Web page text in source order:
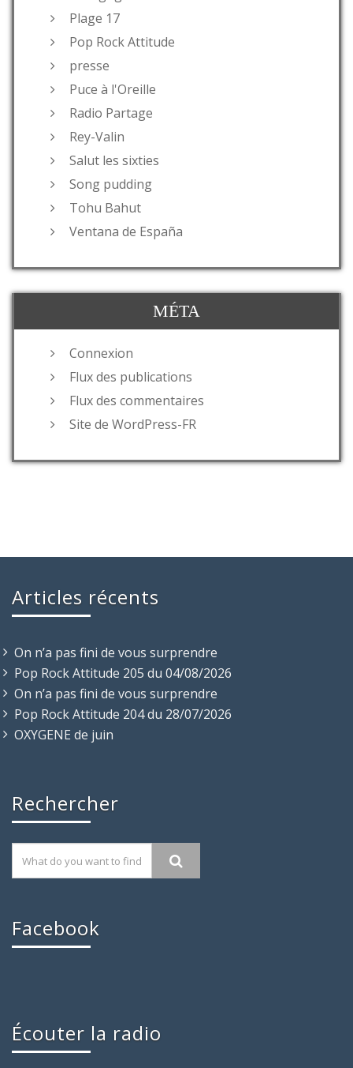
Plage 17
Pop Rock Attitude
presse
Puce à l'Oreille
Radio Partage
Rey-Valin
Salut les sixties
Song pudding
Tohu Bahut
Ventana de España
MÉTA
Connexion
Flux des publications
Flux des commentaires
Site de WordPress-FR
Articles récents
On n’a pas fini de vous surprendre
Pop Rock Attitude 205 du 04/08/2026
On n’a pas fini de vous surprendre
Pop Rock Attitude 204 du 28/07/2026
OXYGENE de juin
Rechercher
Facebook
Écouter la radio